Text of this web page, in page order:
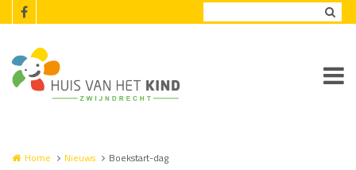
Overslaan en naar de inhoud gaan
Home Nieuws Boekstart-dag